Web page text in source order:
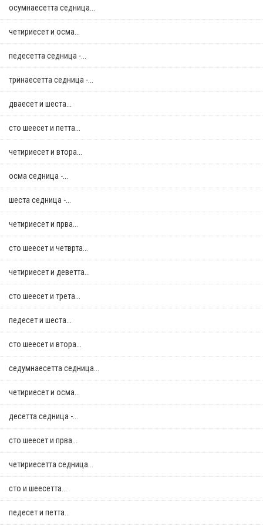
осумнaесетта седница...
четириесет и осма...
педесетта седница -...
тринаесетта седница -...
дваесет и шеста...
сто шеесет и петта...
четириесет и втора...
осма седница -...
шеста седница -...
четириесет и прва...
сто шеесет и четврта...
четириесет и деветта...
сто шеесет и трета...
педесет и шеста...
сто шеесет и втора...
седумнаесетта седница...
четириесет и осма...
десетта седница -...
сто шеесет и прва...
четириесетта седница...
сто и шеесетта...
педесет и петта...